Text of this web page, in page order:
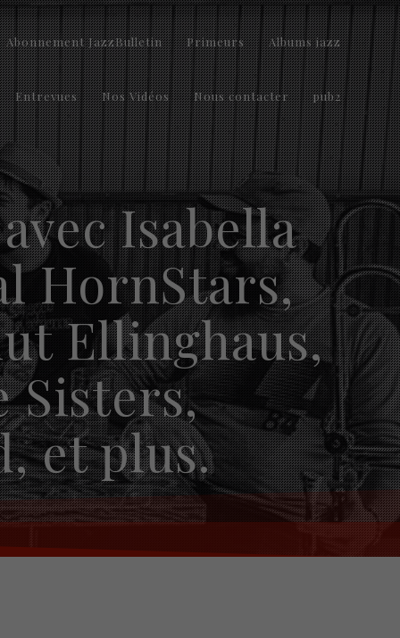
Abonnement JazzBulletin Primeurs Albums jazz
Entrevues Nos Vidéos Nous contacter pub2
Isabella
HornStars,
Ellinghaus,
Sisters,
et plus.